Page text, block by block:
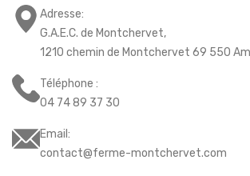
Adresse:
G.A.E.C. de Montchervet,
1210 chemin de Montchervet 69 550
Téléphone :
04 74 89 37 30
Email:
contact@ferme-montchervet.com